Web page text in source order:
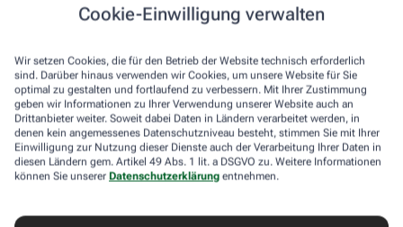
Cookie-Einwilligung verwalten
Wir setzen Cookies, die für den Betrieb der Website technisch erforderlich
sind. Darüber hinaus verwenden wir Cookies, um unsere Website für Sie
optimal zu gestalten und fortlaufend zu verbessern. Mit Ihrer Zustimmung
geben wir Informationen zu Ihrer Verwendung unserer Website auch an
Drittanbieter weiter. Soweit dabei Daten in Ländern verarbeitet werden, in
denen kein angemessenes Datenschutzniveau besteht, stimmen Sie mit Ihrer
Einwilligung zur Nutzung dieser Dienste auch der Verarbeitung Ihrer Daten in
diesen Ländern gem. Artikel 49 Abs. 1 lit. a DSGVO zu. Weitere Informationen
können Sie unserer Datenschutzerklärung entnehmen.
renommierten Schmerzklinik Kiel lässt sich übersichtlich
Das kann helfen, persönliche Muster zu erkennen und die
Attacken besser zu behandeln, etwa durch den optimalen
Einnahmezeitpunkt von Migräne-Medikamenten. Darüber hinaus
stellt die App viele nützliche Informationen zu Migräne bereit
sowie aktive Verfahren zur Entspannung und Stressbewältigung.
Aimo gesund bewegt: Digitaler Personal
Trainer